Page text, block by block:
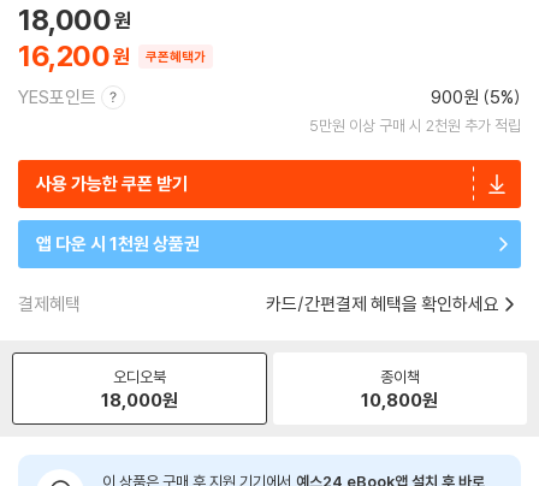
16,200
18,000
쿠폰혜택가
YES포인트 900원 (5%)
5만원 이상 구매 시 2천원 추가 적립
사용 가능한 쿠폰 받기
앱 다운 시 1천원 상품권
결제혜택 카드/간편결제 혜택을 확인하세요
오디오북
18,000원
종이책
10,800원
이 상품은 구매 후 지원 기기에서 예스24 eBook앱 설치 후 바로